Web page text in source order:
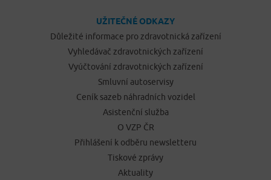
UŽITEČNÉ ODKAZY
Důležité informace pro zdravotnická zařízení
Vyhledávač zdravotnických zařízení
Vyúčtování zdravotnických zařízení
Smluvní autoservisy
Ceník sazeb náhradních vozidel
Asistenční služba
O VZP ČR
Přihlášení k odběru newsletteru
Tiskové zprávy
Aktuality